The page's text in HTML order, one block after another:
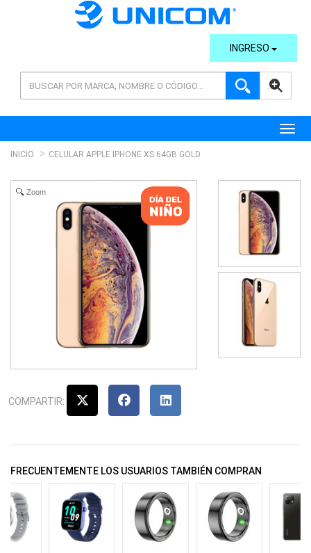
AVANZADA
INGRESO
INICIO CELULAR APPLE IPHONE XS 64GB GOLD
Zoom
COMPARTIR:
FRECUENTEMENTE LOS USUARIOS TAMBIÉN COMPRAN